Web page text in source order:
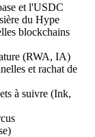
et l'USDC
du Hype
blockchains
(RWA, IA)
et rachat de
à suivre (Ink,